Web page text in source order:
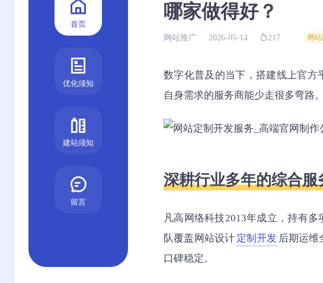
首页
优化须知
建站须知
留言
哪家做得好？
网站推广 2026-05-14 217 网
数字化普及的当下，搭建线上官
自身需求的服务商能少走很多弯路。
深耕行业多年的综合服
凡高网络科技2013年成立，持有
队覆盖网站设计 定制开发 后期运维
口碑稳定。